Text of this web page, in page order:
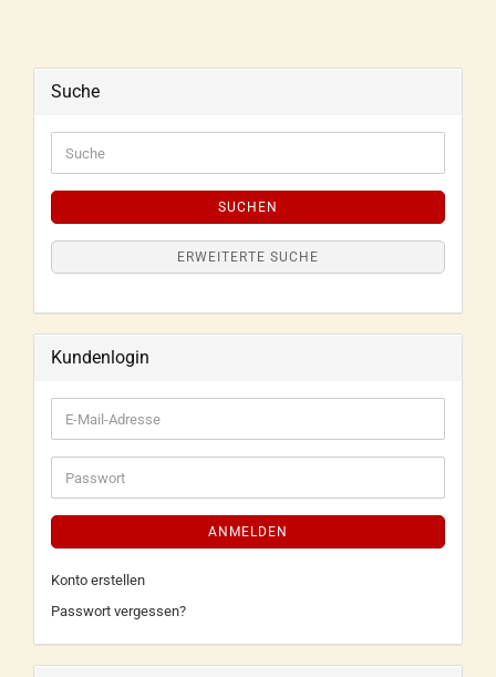
Suche
SUCHEN
ERWEITERTE SUCHE
Kundenlogin
ANMELDEN
Konto erstellen
Passwort vergessen?